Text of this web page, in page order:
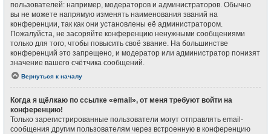
пользователей: например, модераторов и администраторов. Обычно
вы не можете напрямую изменять наименования званий на
конференции, так как они установлены её администратором.
Пожалуйста, не засоряйте конференцию ненужными сообщениями
только для того, чтобы повысить своё звание. На большинстве
конференций это запрещено, и модератор или администратор понизят
значение вашего счётчика сообщений.
Вернуться к началу
Когда я щёлкаю по ссылке «email», от меня требуют войти на
конференцию!
Только зарегистрированные пользователи могут отправлять email-
сообщения другим пользователям через встроенную в конференцию